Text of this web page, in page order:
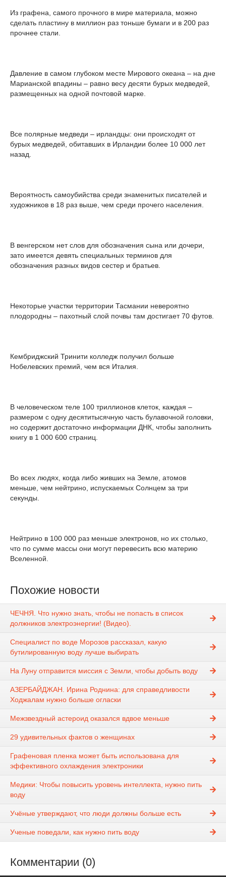
Из графена, самого прочного в мире материала, можно
сделать пластину в миллион раз тоньше бумаги и в 200 раз
прочнее стали.
Давление в самом глубоком месте Мирового океана – на дне
Марианской впадины – равно весу десяти бурых медведей,
размещенных на одной почтовой марке.
Все полярные медведи – ирландцы: они происходят от
бурых медведей, обитавших в Ирландии более 10 000 лет
назад.
Вероятность самоубийства среди знаменитых писателей и
художников в 18 раз выше, чем среди прочего населения.
В венгерском нет слов для обозначения сына или дочери,
зато имеется девять специальных терминов для
обозначения разных видов сестер и братьев.
Некоторые участки территории Тасмании невероятно
плодородны – пахотный слой почвы там достигает 70 футов.
Кембриджский Тринити колледж получил больше
Нобелевских премий, чем вся Италия.
В человеческом теле 100 триллионов клеток, каждая –
размером с одну десятитысячную часть булавочной головки,
но содержит достаточно информации ДНК, чтобы заполнить
книгу в 1 000 600 страниц.
Во всех людях, когда либо живших на Земле, атомов
меньше, чем нейтрино, испускаемых Солнцем за три
секунды.
Нейтрино в 100 000 раз меньше электронов, но их столько,
что по сумме массы они могут перевесить всю материю
Вселенной.
Похожие новости
ЧЕЧНЯ. Что нужно знать, чтобы не попасть в список
должников электроэнергии! (Видео).
Специалист по воде Морозов рассказал, какую
бутилированную воду лучше выбирать
На Луну отправится миссия с Земли, чтобы добыть воду
АЗЕРБАЙДЖАН. Ирина Роднина: для справедливости
Ходжалам нужно больше огласки
Межзвездный астероид оказался вдвое меньше
29 удивительных фактов о женщинах
Графеновая пленка может быть использована для
эффективного охлаждения электроники
Медики: Чтобы повысить уровень интеллекта, нужно пить
воду
Учёные утверждают, что люди должны больше есть
Ученые поведали, как нужно пить воду
Комментарии (0)